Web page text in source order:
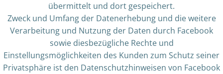
übermittelt und dort gespeichert.
Zweck und Umfang der Datenerhebung und die weitere
Verarbeitung und Nutzung der Daten durch Facebook
sowie diesbezügliche Rechte und
Einstellungsmöglichkeiten des Kunden zum Schutz seiner
Privatsphäre ist den Datenschutzhinweisen von Facebook